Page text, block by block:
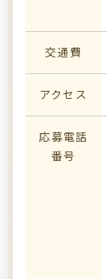
交通費
アクセス
応募電話
番号